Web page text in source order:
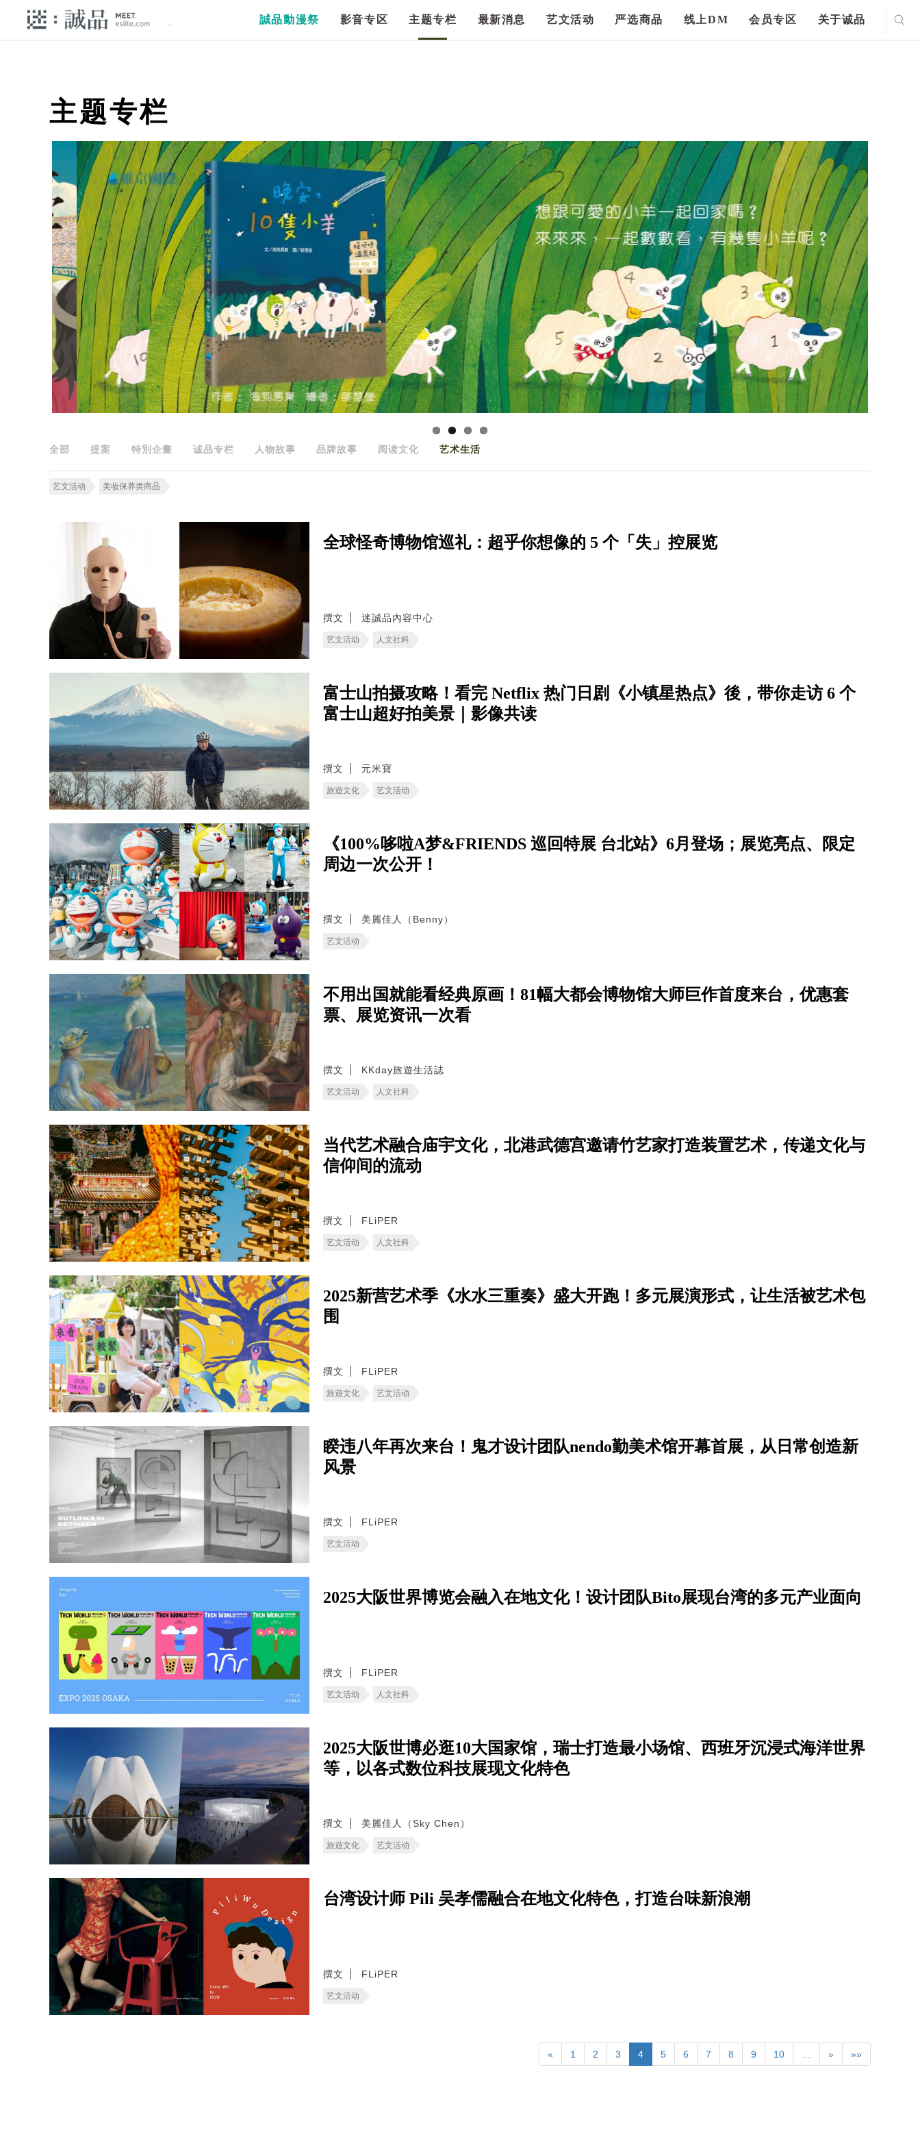
誠品動漫祭 影音专区 主题专栏 最新消息 艺文活动 严选商品 线上DM 会员专区 关于诚品
主题专栏
全部 提案 特別企畫 诚品专栏 人物故事 品牌故事 阅读文化 艺术生活
艺文活动 美妆保养类商品
全球怪奇博物馆巡礼：超乎你想像的 5 个「失」控展览
撰文 迷誠品內容中心
艺文活动 人文社科
富士山拍摄攻略！看完 Netflix 热门日剧《小镇星热点》後，带你走访 6 个
富士山超好拍美景｜影像共读
撰文 元米寶
旅遊文化 艺文活动
《100%哆啦A梦&FRIENDS 巡回特展 台北站》6月登场；展览亮点、限定
周边一次公开！
撰文 美麗佳人（Benny）
艺文活动
不用出国就能看经典原画！81幅大都会博物馆大师巨作首度来台，优惠套
票、展览资讯一次看
撰文 KKday旅遊生活誌
艺文活动 人文社科
当代艺术融合庙宇文化，北港武德宫邀请竹艺家打造装置艺术，传递文化与
信仰间的流动
撰文 FLiPER
艺文活动 人文社科
2025新营艺术季《水水三重奏》盛大开跑！多元展演形式，让生活被艺术包
围
撰文 FLiPER
旅遊文化 艺文活动
睽违八年再次来台！鬼才设计团队nendo勤美术馆开幕首展，从日常创造新
风景
撰文 FLiPER
艺文活动
2025大阪世界博览会融入在地文化！设计团队Bito展现台湾的多元产业面向
撰文 FLiPER
艺文活动 人文社科
2025大阪世博必逛10大国家馆，瑞士打造最小场馆、西班牙沉浸式海洋世界
等，以各式数位科技展现文化特色
撰文 美麗佳人（Sky Chen）
旅遊文化 艺文活动
台湾设计师 Pili 吴孝儒融合在地文化特色，打造台味新浪潮
撰文 FLiPER
艺文活动
« 1 2 3 4 5 6 7 8 9 10 … » »»